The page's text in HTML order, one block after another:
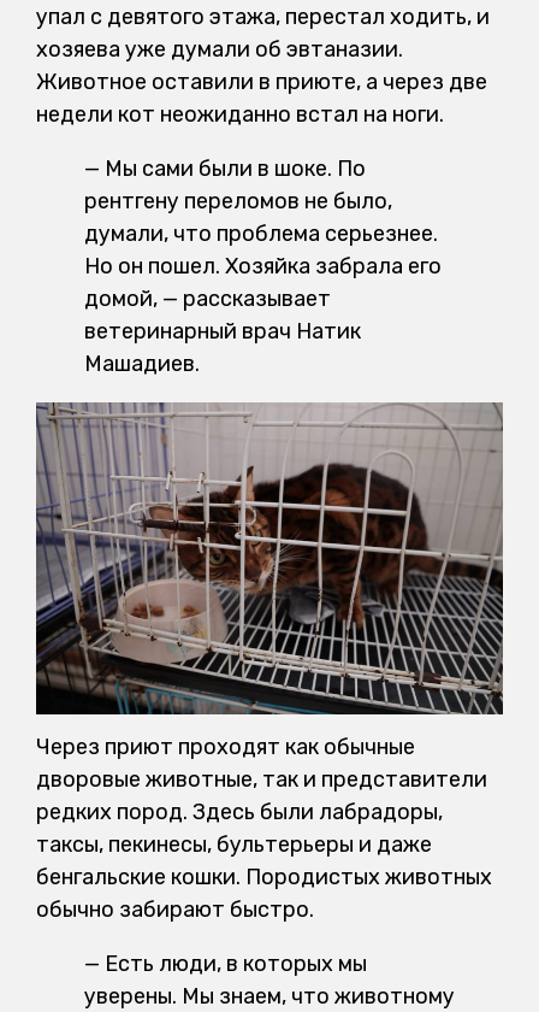
упал с девятого этажа, перестал ходить, и
хозяева уже думали об эвтаназии.
Животное оставили в приюте, а через две
недели кот неожиданно встал на ноги.
— Мы сами были в шоке. По
рентгену переломов не было,
думали, что проблема серьезнее.
Но он пошел. Хозяйка забрала его
домой, — рассказывает
ветеринарный врач Натик
Машадиев.
Через приют проходят как обычные
дворовые животные, так и представители
редких пород. Здесь были лабрадоры,
таксы, пекинесы, бультерьеры и даже
бенгальские кошки. Породистых животных
обычно забирают быстро.
— Есть люди, в которых мы
уверены. Мы знаем, что животному